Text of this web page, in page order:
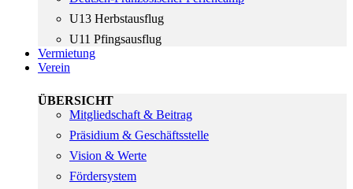
U13 Herbstausflug
U11 Pfingsausflug
Vermietung
Verein
ÜBERSICHT
Mitgliedschaft & Beitrag
Präsidium & Geschäftsstelle
Vision & Werte
Fördersystem